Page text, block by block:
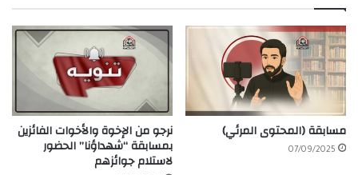
مسابقة (المحتوى المرئي)
07/09/2025
نرجو من الإخوة والأخوات الفائزين
بمسابقة “شهداؤنا” الحضور
لاستلام جوائزهم